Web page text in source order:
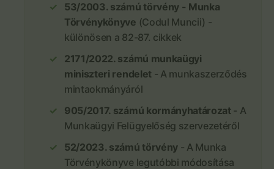
53/2003. számú törvény - Munka
Törvénykönyve (Codul Muncii) -
különösen a 82-87. cikkek
2171/2022. számú munkaügyi
miniszteri rendelet- A munkaszerződés
mintaokmányáról
905/2017. számú kormányhatározat- A
Munkaügyi Felügyelőség szervezetéről
52/2023. számú törvény- A Munka
Törvénykönyve legutóbbi módosítása